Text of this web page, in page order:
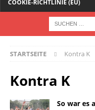
COOKIE-RICHTLINIE (EU)
STARTSEITE Kontra K
Kontra K
So war es